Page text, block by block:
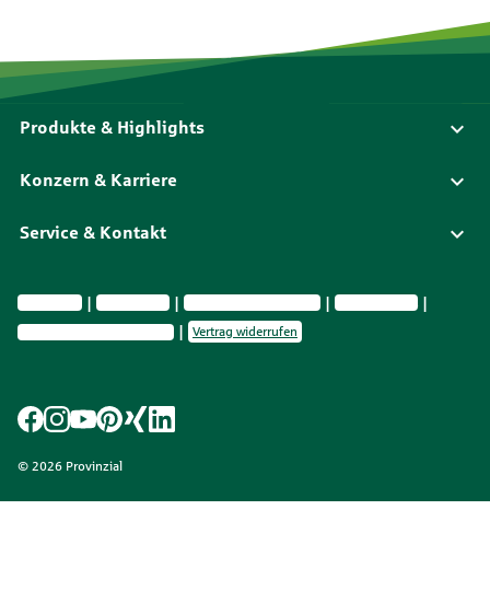
Produkte & Highlights
Konzern & Karriere
Service & Kontakt
Impressum Datenschutz Vermittlerinformationen
Nachhaltigkeit
Privatsphäre-Einstellungen
Vertrag widerrufen